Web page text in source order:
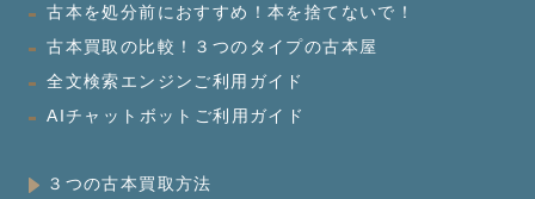
古本を処分前におすすめ！本を捨てないで！
古本買取の比較！３つのタイプの古本屋
全文検索エンジンご利用ガイド
AIチャットボットご利用ガイド
３つの古本買取方法